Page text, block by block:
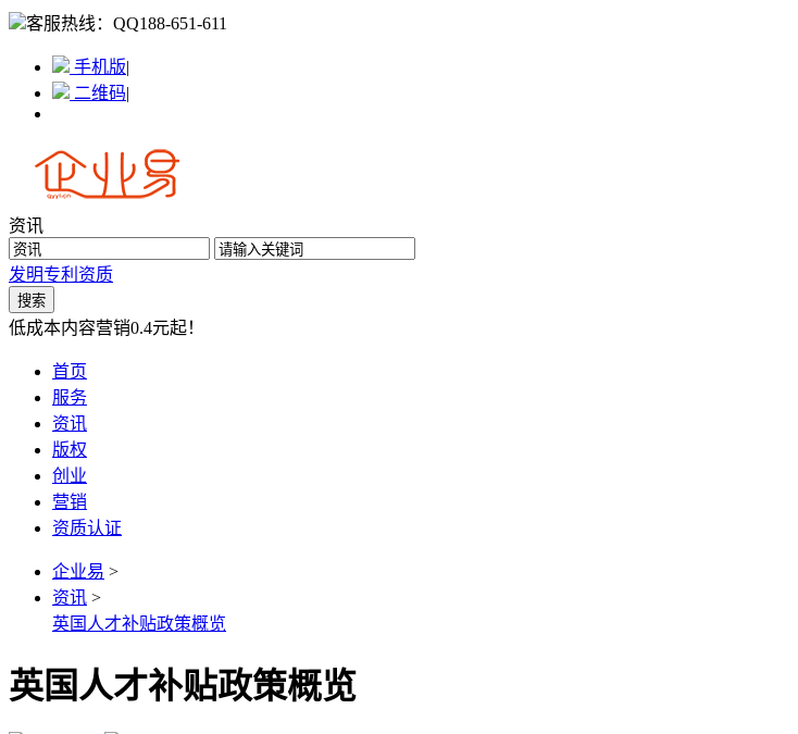
客服热线： QQ188-651-611
手机版|
二维码|
资讯
发明专利 资质
低成本内容营销0.4元起！
首页
服务
资讯
版权
创业
营销
资质认证
企业易 >
资讯 >
英国人才补贴政策概览
英国人才补贴政策概览